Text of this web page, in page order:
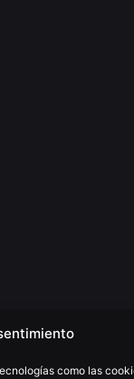
como las